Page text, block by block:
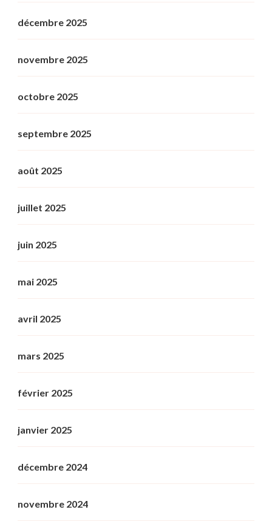
décembre 2025
novembre 2025
octobre 2025
septembre 2025
août 2025
juillet 2025
juin 2025
mai 2025
avril 2025
mars 2025
février 2025
janvier 2025
décembre 2024
novembre 2024